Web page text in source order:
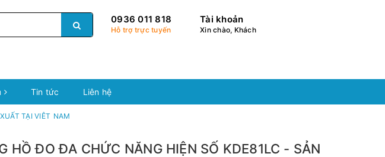
0936 011 818
Hỗ trợ trực tuyến
Tài khoản
Xin chào, Khách
Tin tức Liên hệ
TẠI VIÊT NAM
HỒ ĐO ĐA CHỨC NĂNG HIỆN SỐ KDE81LC - SẢN